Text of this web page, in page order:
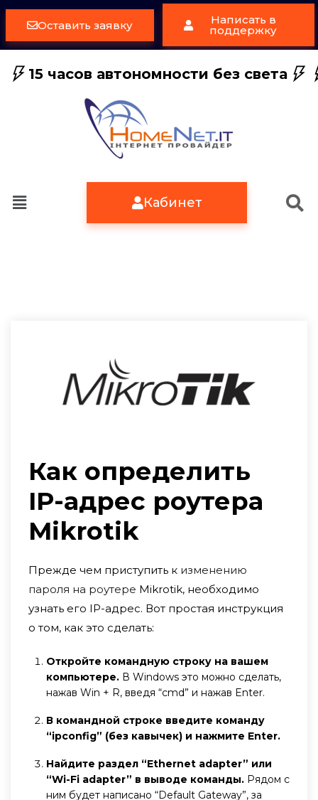
Оставить заявку Написать в
поддержку
15 часов автономности без света
Кабинет
Как определить
IP-адрес роутера
Mikrotik
Прежде чем приступить к изменению
пароля на роутере Mikrotik, необходимо
узнать его IP-адрес. Вот простая инструкция
о том, как это сделать:
Откройте командную строку на вашем
компьютере. В Windows это можно сделать,
нажав Win + R, введя “cmd” и нажав Enter.
В командной строке введите команду
“ipconfig” (без кавычек) и нажмите Enter.
Найдите раздел “Ethernet adapter” или
“Wi-Fi adapter” в выводе команды. Рядом с
ним будет написано “Default Gateway”, за